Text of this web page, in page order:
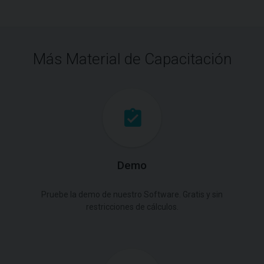
Más Material de Capacitación
Demo